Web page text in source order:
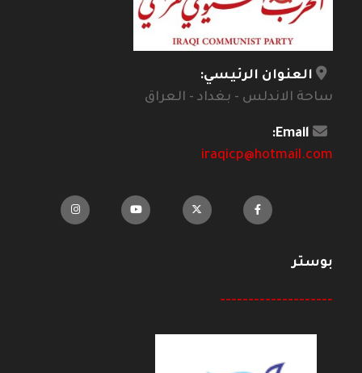
العنوان الرئيسي:
ساحة الاندلس - بغداد - العراق
Email:
iraqicp@hotmail.com
بوستر
--------------------